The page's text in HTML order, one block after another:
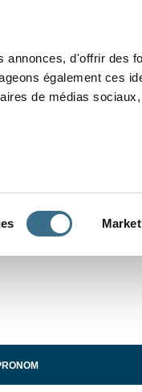
annonces, d'offrir des
également ces
de médias